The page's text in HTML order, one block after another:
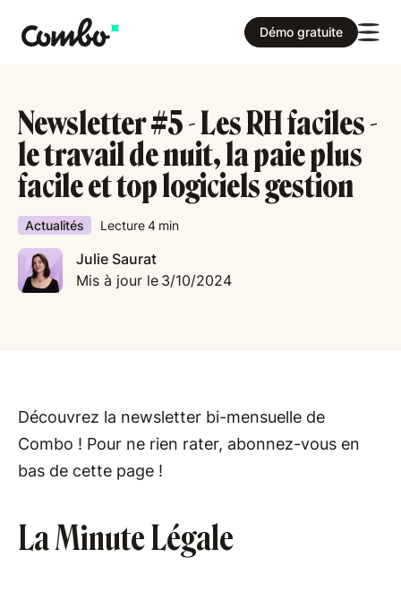
Démo gratuite
Newsletter #5 - Les RH faciles -
le travail de nuit, la paie plus
facile et top logiciels gestion
Actualités Lecture4 min
Julie Saurat
Mis à jour le 3/10/2024
Découvrez la newsletter bi-mensuelle de
Combo ! Pour ne rien rater, abonnez-vous en
bas de cette page !
La Minute Légale